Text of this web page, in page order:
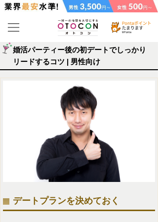
婚活パーティー後の初デートでしっかり
リードするコツ | 男性向け
デートプランを決めておく